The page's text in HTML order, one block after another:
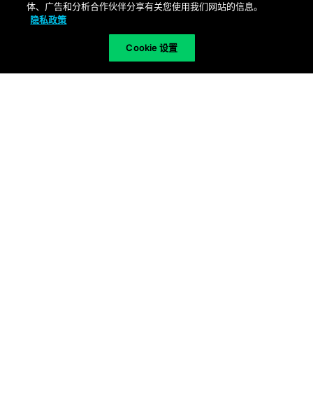
体、广告和分析合作伙伴分享有关您使用我们网站的信息。
隐私政策
Cookie 设置